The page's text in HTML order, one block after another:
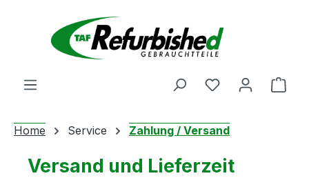
Zum Hauptinhalt springen
Du hast 0
Home Service Zahlung / Versand
Versand und Lieferzeit